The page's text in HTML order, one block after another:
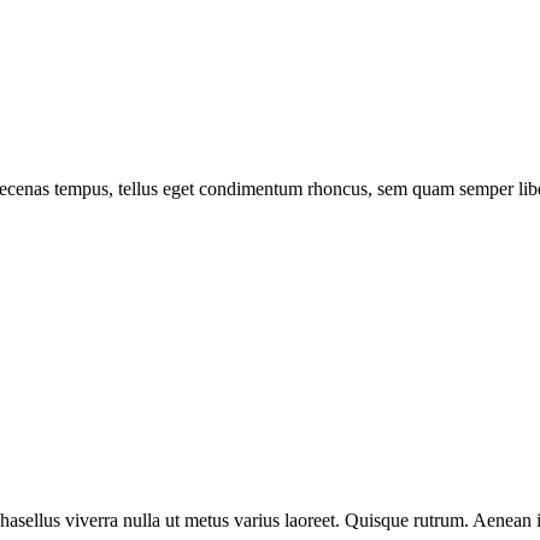
tempus, tellus eget condimentum rhoncus, sem quam semper
viverra nulla ut metus varius laoreet. Quisque rutrum. Aenean